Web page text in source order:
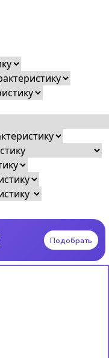
Подобрать